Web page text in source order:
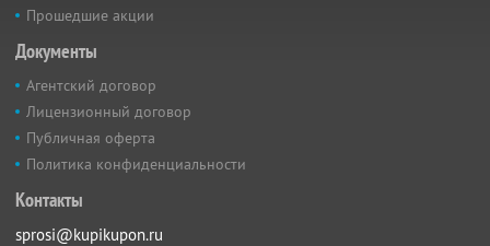
Прошедшие акции
Документы
Агентский договор
Лицензионный договор
Публичная оферта
Политика конфиденциальности
Контакты
sprosi@kupikupon.ru